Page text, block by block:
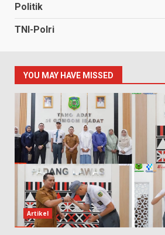
Politik
TNI-Polri
YOU MAY HAVE MISSED
Artikel